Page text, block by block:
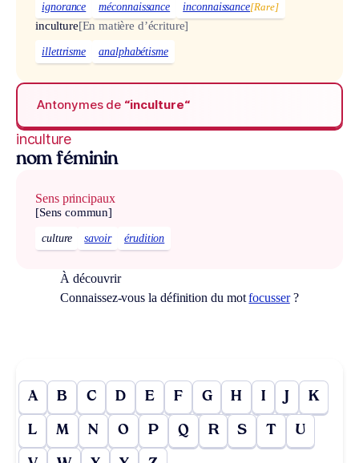
ignorance méconnaissance inconnaissance[Rare]
inculture[En matière d’écriture]
illettrisme analphabétisme
Antonymes de “inculture“
inculture
nom féminin
Sens principaux
[Sens commun]
culture savoir érudition
À découvrir
Connaissez-vous la définition du motfocusser?
A B C D E F G H I J K
L M N O P Q R S T U